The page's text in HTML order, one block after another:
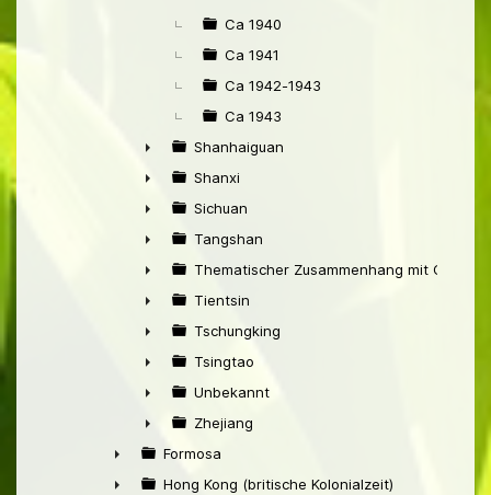
Ca 1940
Ca 1941
Ca 1942-1943
Ca 1943
►
Shanhaiguan
►
Shanxi
►
Sichuan
►
Tangshan
►
Thematischer Zusammenhang mit China
►
Tientsin
►
Tschungking
►
Tsingtao
►
Unbekannt
►
Zhejiang
►
Formosa
Hong Kong (britische Kolonialzeit)